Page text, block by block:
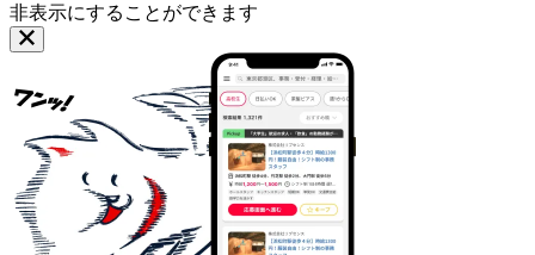
非表示にすることができます